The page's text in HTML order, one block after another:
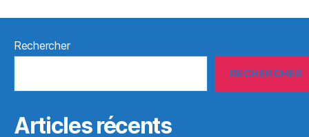
Rechercher
RECHERCHER
Articles récents